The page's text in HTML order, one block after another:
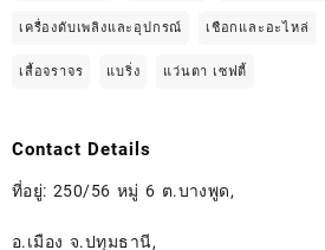
เครื่องดับเพลิงและอุปกรณ์ เชือกและอะไหล่
เสื้อจราจร แบริ่ง แว่นตา เซฟตี้
Contact Details
ที่อยู่: 250/56 หมู่ 6 ต.บางพูด,
อ.เมือง จ.ปทุมธานี,